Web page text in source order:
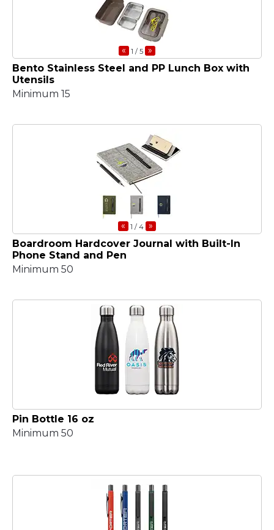
« 1 / 5 »
Bento Stainless Steel and PP Lunch Box with
Utensils
Minimum 15
« 1 / 4 »
Boardroom Hardcover Journal with Built-In
Phone Stand and Pen
Minimum 50
Pin Bottle 16 oz
Minimum 50